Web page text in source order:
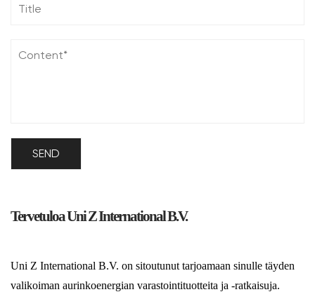
Tervetuloa Uni Z International B.V.
Uni Z International B.V. on sitoutunut tarjoamaan sinulle täyden
valikoiman aurinkoenergian varastointituotteita ja -ratkaisuja.